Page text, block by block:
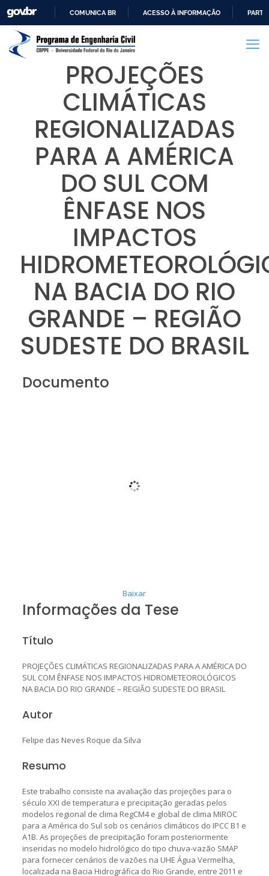
PARA
CONTEÚDO
COMUNICA BR ACESSO À INFORMAÇÃO
PROJEÇÕES
CLIMÁTICAS
REGIONALIZADAS
PARA A AMÉRICA
DO SUL COM
ÊNFASE NOS
IMPACTOS
NA BACIA DO RIO
GRANDE – REGIÃO
SUDESTE DO BRASIL
Documento
Baixar
Informações da Tese
Título
PROJEÇÕES CLIMÁTICAS REGIONALIZADAS PARA A AMÉRICA DO
SUL COM ÊNFASE NOS IMPACTOS HIDROMETEOROLÓGICOS
NA BACIA DO RIO GRANDE – REGIÃO SUDESTE DO BRASIL
Autor
Felipe das Neves Roque da Silva
Resumo
Este trabalho consiste na avaliação das projeções para o
século XXI de temperatura e precipitação geradas pelos
modelos regional de clima RegCM4 e global de clima MIROC
para a América do Sul sob os cenários climáticos do IPCC B1 e
A1B. As projeções de precipitação foram posteriormente
inseridas no modelo hidrológico do tipo chuva-vazão SMAP
para fornecer cenários de vazões na UHE Água Vermelha,
localizada na Bacia Hidrográfica do Rio Grande, entre 2011 e